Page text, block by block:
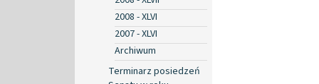
2008 - XLVI
2007 - XLVI
Archiwum
Terminarz posiedzeń